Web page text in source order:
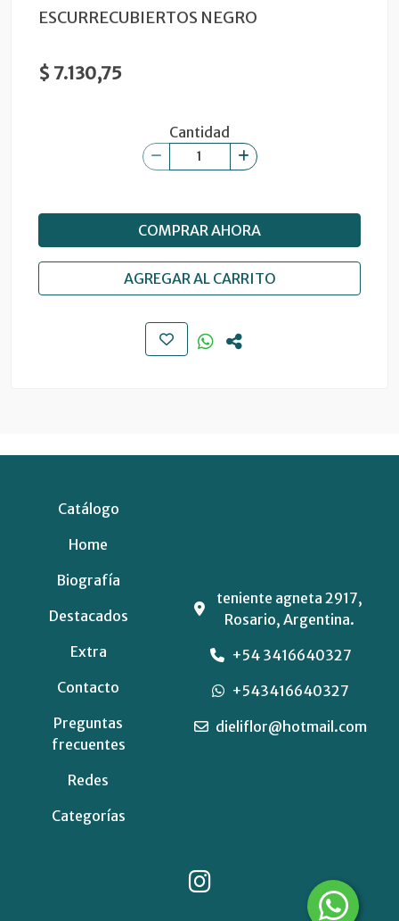
ESCURRECUBIERTOS NEGRO
$ 7.130,75
Cantidad
COMPRAR AHORA
AGREGAR AL CARRITO
Catálogo
Home
Biografía
Destacados
Extra
Contacto
Preguntas
frecuentes
Redes
Categorías
teniente agneta 2917,
Rosario, Argentina.
+54 3416640327
+543416640327
dieliflor@hotmail.com